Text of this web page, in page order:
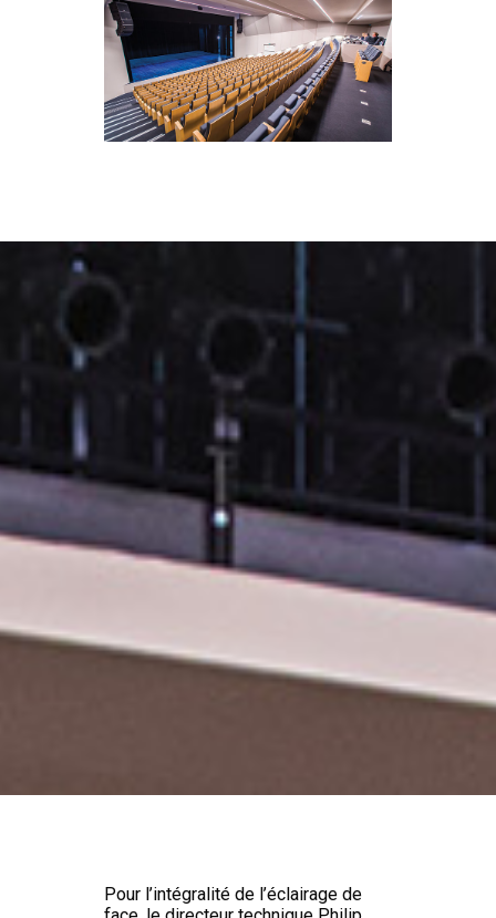
Pour l’intégralité de l’éclairage de